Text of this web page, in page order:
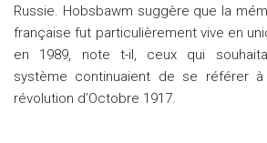
Russie. Hobsbawm suggère que la
française fut particulièrement vive en
en 1989, note t-il, ceux qui
système continuaient de se référer à
révolution d’Octobre 1917.